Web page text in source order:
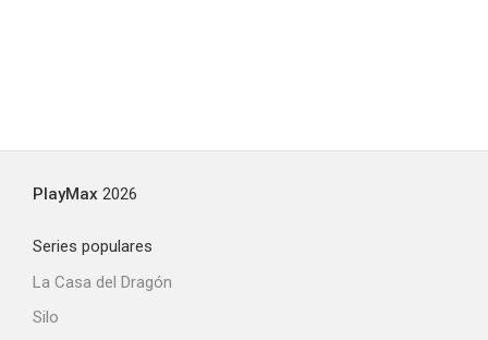
PlayMax 2026
Series populares
La Casa del Dragón
Silo